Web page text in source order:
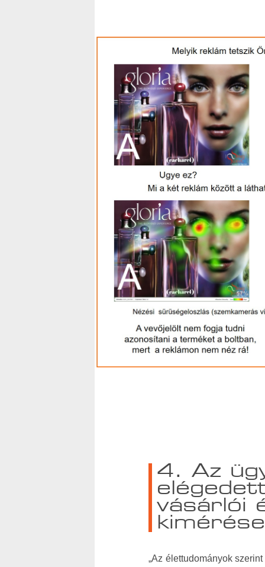
4. Az
vásárlói
kimérése
„Az élettudományok